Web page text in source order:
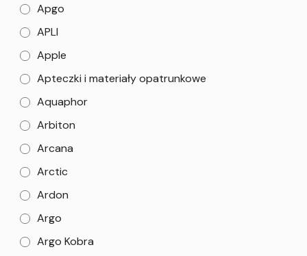
Apgo
APLI
Apple
Apteczki i materiały opatrunkowe
Aquaphor
Arbiton
Arcana
Arctic
Ardon
Argo
Argo Kobra